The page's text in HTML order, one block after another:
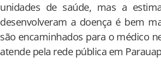
unidades de saúde, mas a
desenvolveram a doença é bem
são encaminhados para o médico
atende pela rede pública em